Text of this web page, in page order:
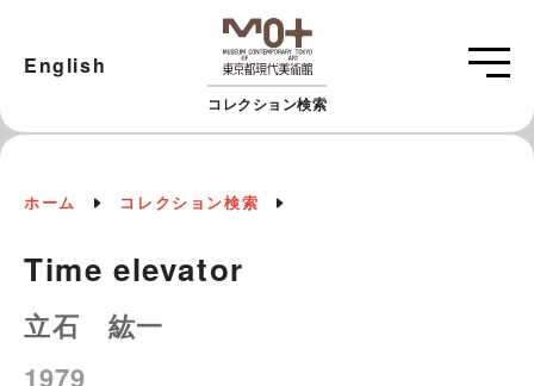
コレクション検索
English
ホーム コレクション検索
Time elevator
立石 紘一
1979